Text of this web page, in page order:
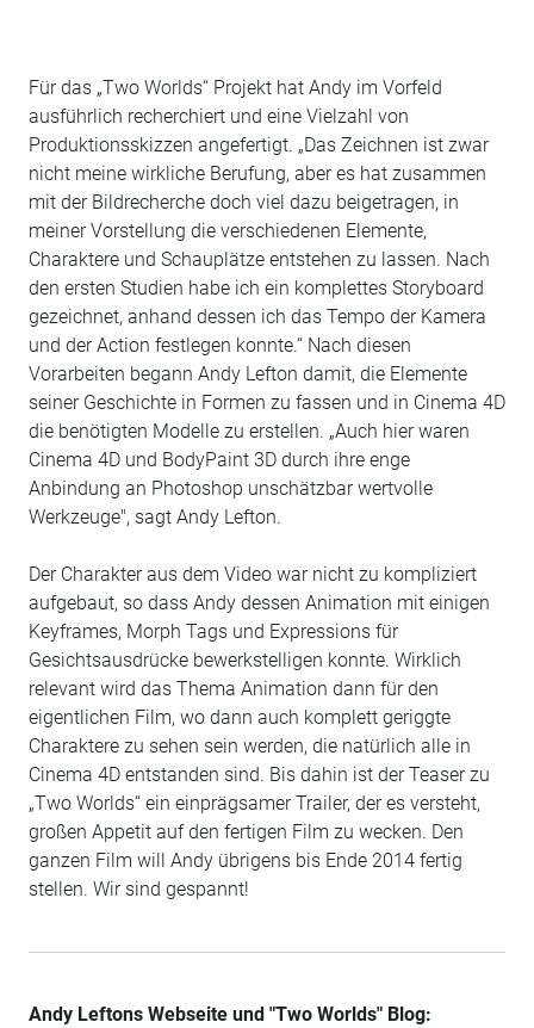
Für das „Two Worlds“ Projekt hat Andy im Vorfeld
ausführlich recherchiert und eine Vielzahl von
Produktionsskizzen angefertigt. „Das Zeichnen ist zwar
nicht meine wirkliche Berufung, aber es hat zusammen
mit der Bildrecherche doch viel dazu beigetragen, in
meiner Vorstellung die verschiedenen Elemente,
Charaktere und Schauplätze entstehen zu lassen. Nach
den ersten Studien habe ich ein komplettes Storyboard
gezeichnet, anhand dessen ich das Tempo der Kamera
und der Action festlegen konnte.“ Nach diesen
Vorarbeiten begann Andy Lefton damit, die Elemente
seiner Geschichte in Formen zu fassen und in Cinema 4D
die benötigten Modelle zu erstellen. „Auch hier waren
Cinema 4D und BodyPaint 3D durch ihre enge
Anbindung an Photoshop unschätzbar wertvolle
Werkzeuge", sagt Andy Lefton.
Der Charakter aus dem Video war nicht zu kompliziert
aufgebaut, so dass Andy dessen Animation mit einigen
Keyframes, Morph Tags und Expressions für
Gesichtsausdrücke bewerkstelligen konnte. Wirklich
relevant wird das Thema Animation dann für den
eigentlichen Film, wo dann auch komplett geriggte
Charaktere zu sehen sein werden, die natürlich alle in
Cinema 4D entstanden sind. Bis dahin ist der Teaser zu
„Two Worlds“ ein einprägsamer Trailer, der es versteht,
großen Appetit auf den fertigen Film zu wecken. Den
ganzen Film will Andy übrigens bis Ende 2014 fertig
stellen. Wir sind gespannt!
Andy Leftons Webseite und "Two Worlds" Blog: